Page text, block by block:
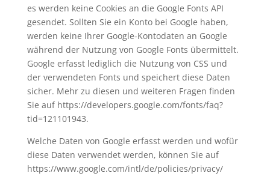
es werden keine Cookies an die Google Fonts API
gesendet. Sollten Sie ein Konto bei Google haben,
werden keine Ihrer Google-Kontodaten an Google
während der Nutzung von Google Fonts übermittelt.
Google erfasst lediglich die Nutzung von CSS und
der verwendeten Fonts und speichert diese Daten
sicher. Mehr zu diesen und weiteren Fragen finden
Sie auf https://developers.google.com/fonts/faq?
tid=121101943.
Welche Daten von Google erfasst werden und wofür
diese Daten verwendet werden, können Sie auf
https://www.google.com/intl/de/policies/privacy/